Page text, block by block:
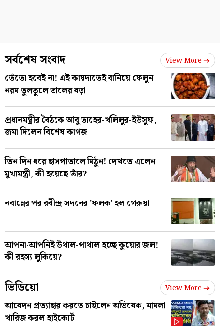
সর্বশেষ সংবাদ View More
তেঁতো হবেই না! এই কায়দাতেই বানিয়ে ফেলুন
নরম তুলতুলে তালের বড়া
প্রধানমন্ত্রীর বৈঠকে আবু তাহের-খলিলুর-ইউসুফ,
জমা দিলেন বিশেষ কাগজ
তিন দিন ধরে হাসপাতালে মিঠুন! দেখতে এলেন
মুখ্যমন্ত্রী, কী হয়েছে তাঁর?
নবান্নের পর রবীন্দ্র সদনের 'ফলক' হল গেরুয়া
আপনা-আপনিই উথাল-পাথাল হচ্ছে কুয়োর জল!
কী রহস্য লুকিয়ে?
ভিডিয়ো View More
আবেদন প্রত্যাহার করতে চাইলেন অভিষেক, মামলা
খারিজ করল হাইকোর্ট